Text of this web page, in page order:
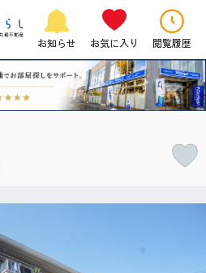
お知らせ お気に入り 閲覧履歴